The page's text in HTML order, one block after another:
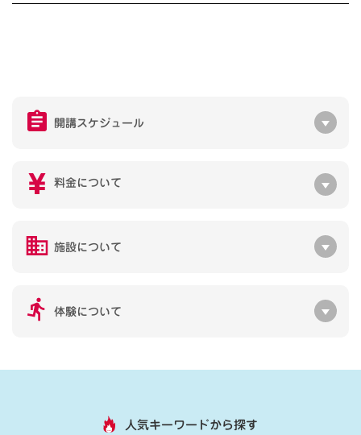
開講スケジュール
料金について
施設について
体験について
人気キーワードから探す